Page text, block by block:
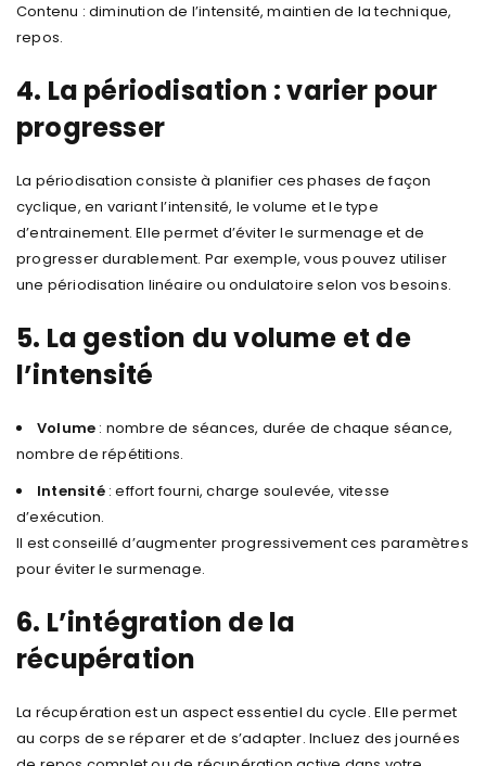
Contenu : diminution de l’intensité, maintien de la technique,
repos.
4. La périodisation : varier pour
progresser
La périodisation consiste à planifier ces phases de façon
cyclique, en variant l’intensité, le volume et le type
d’entrainement. Elle permet d’éviter le surmenage et de
progresser durablement. Par exemple, vous pouvez utiliser
une périodisation linéaire ou ondulatoire selon vos besoins.
5. La gestion du volume et de
l’intensité
Volume : nombre de séances, durée de chaque séance,
nombre de répétitions.
Intensité: effort fourni, charge soulevée, vitesse
d’exécution.
Il est conseillé d’augmenter progressivement ces paramètres
pour éviter le surmenage.
6. L’intégration de la
récupération
La récupération est un aspect essentiel du cycle. Elle permet
au corps de se réparer et de s’adapter. Incluez des journées